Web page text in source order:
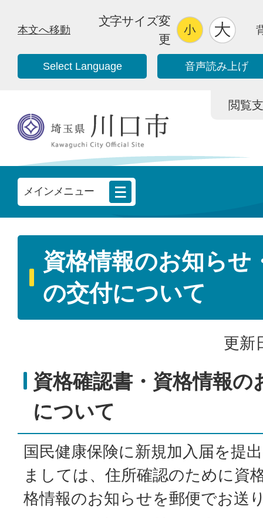
本文へ移動
文字サイズ変
更
Select Language 音声読み上げ
閲覧
メインメニュー
資格情報のお知らせ
の交付について
更新
資格確認書・資格情報の
について
国民健康保険に新規加入届を提
ましては、住所確認のために資
格情報のお知らせを郵便でお送